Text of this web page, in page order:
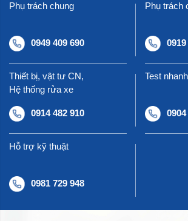
Phụ trách chung
0949 409 690
Phụ trách
Thiết bị, vật tư CN,
Hệ thống rửa xe
0914 482 910
Test nhanh
Hỗ trợ kỹ thuật
0981 729 948